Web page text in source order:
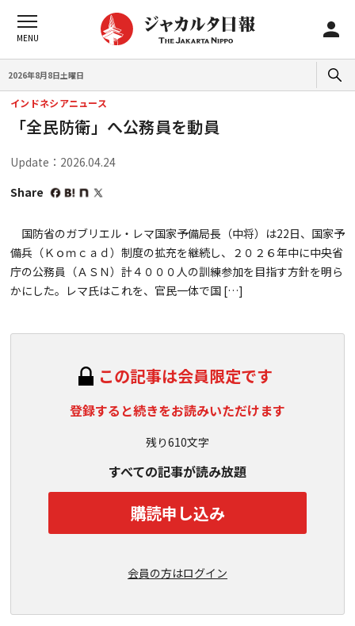
2026年8月8日土曜日
インドネシアニュース
「全民防衛」へ公務員を動員
Update：2026.04.24
Share
国防省のガブリエル・レマ国家予備局長（中将）は22日、国家予
備兵（Ｋｏｍｃａｄ）制度の拡充を継続し、２０２６年中に中央省
庁の公務員（ＡＳＮ）計４０００人の訓練参加を目指す方針を明ら
かにした。レマ氏はこれを、官民一体で国 […]
この記事は会員限定です
登録すると続きをお読みいただけます
残り610文字
すべての記事が読み放題
購読申し込み
会員の方はログイン